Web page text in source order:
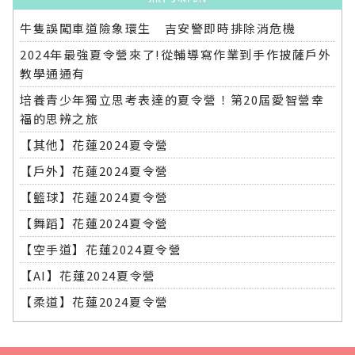
牛隻誤闖車道險象環生 吉安警即時排除消危機
2024年最強夏令營來了!從輔導寫作業到手作披薩戶外
教學通通有
培養青少年獨立思考表達的夏令營！第20屆愛智營幸
福的思辨之旅
【其他】花蓮2024夏令營
【戶外】花蓮2024夏令營
【籃球】花蓮2024夏令營
【舞蹈】花蓮2024夏令營
【空手道】花蓮2024夏令營
【AI】花蓮2024夏令營
【柔道】花蓮2024夏令營